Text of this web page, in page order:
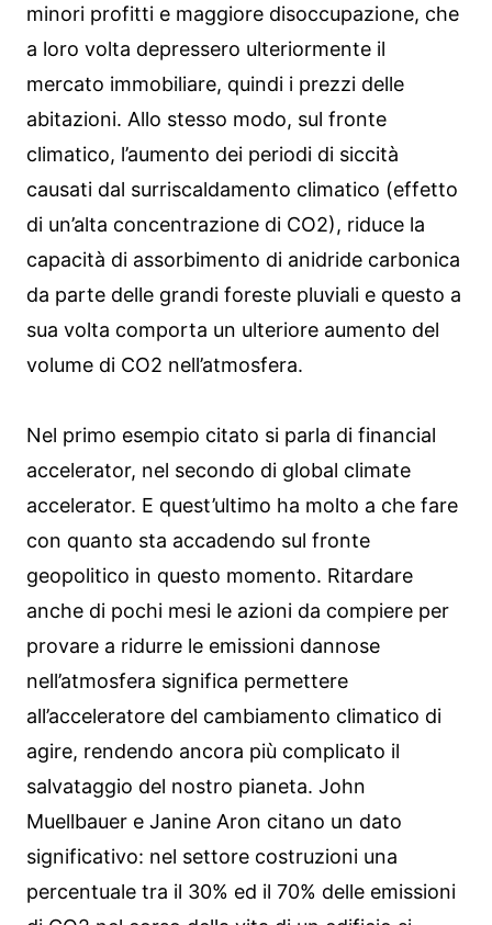
minori profitti e maggiore disoccupazione, che
a loro volta depressero ulteriormente il
mercato immobiliare, quindi i prezzi delle
abitazioni. Allo stesso modo, sul fronte
climatico, l’aumento dei periodi di siccità
causati dal surriscaldamento climatico (effetto
di un’alta concentrazione di CO2), riduce la
capacità di assorbimento di anidride carbonica
da parte delle grandi foreste pluviali e questo a
sua volta comporta un ulteriore aumento del
volume di CO2 nell’atmosfera.
Nel primo esempio citato si parla di financial
accelerator, nel secondo di global climate
accelerator. E quest’ultimo ha molto a che fare
con quanto sta accadendo sul fronte
geopolitico in questo momento. Ritardare
anche di pochi mesi le azioni da compiere per
provare a ridurre le emissioni dannose
nell’atmosfera significa permettere
all’acceleratore del cambiamento climatico di
agire, rendendo ancora più complicato il
salvataggio del nostro pianeta. John
Muellbauer e Janine Aron citano un dato
significativo: nel settore costruzioni una
percentuale tra il 30% ed il 70% delle emissioni